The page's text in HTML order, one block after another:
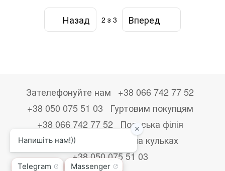
Назад 2 з 3 Вперед
Зателефонуйте нам
+38 066 742 77 52
+38 050 075 51 03
Гуртовим покупцям
+38 066 742 77 52
Польська філія
+48533867723
Друк на кульках
+38 050 075 51 03